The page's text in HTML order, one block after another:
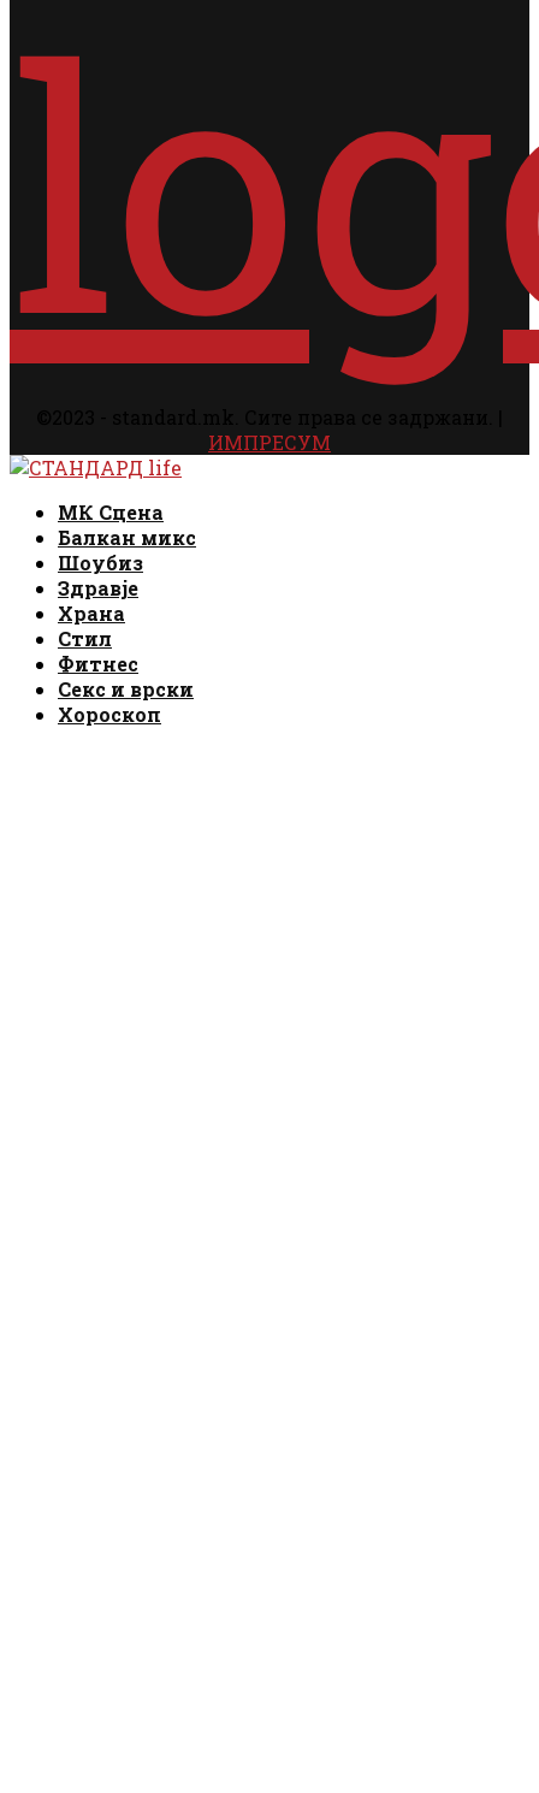
ИМПРЕСУМ
Facebook
Instagram
Email
Rss
МК Сцена
Балкан микс
Шоубиз
Здравје
Храна
Стил
Фитнес
Секс и врски
Хороскоп